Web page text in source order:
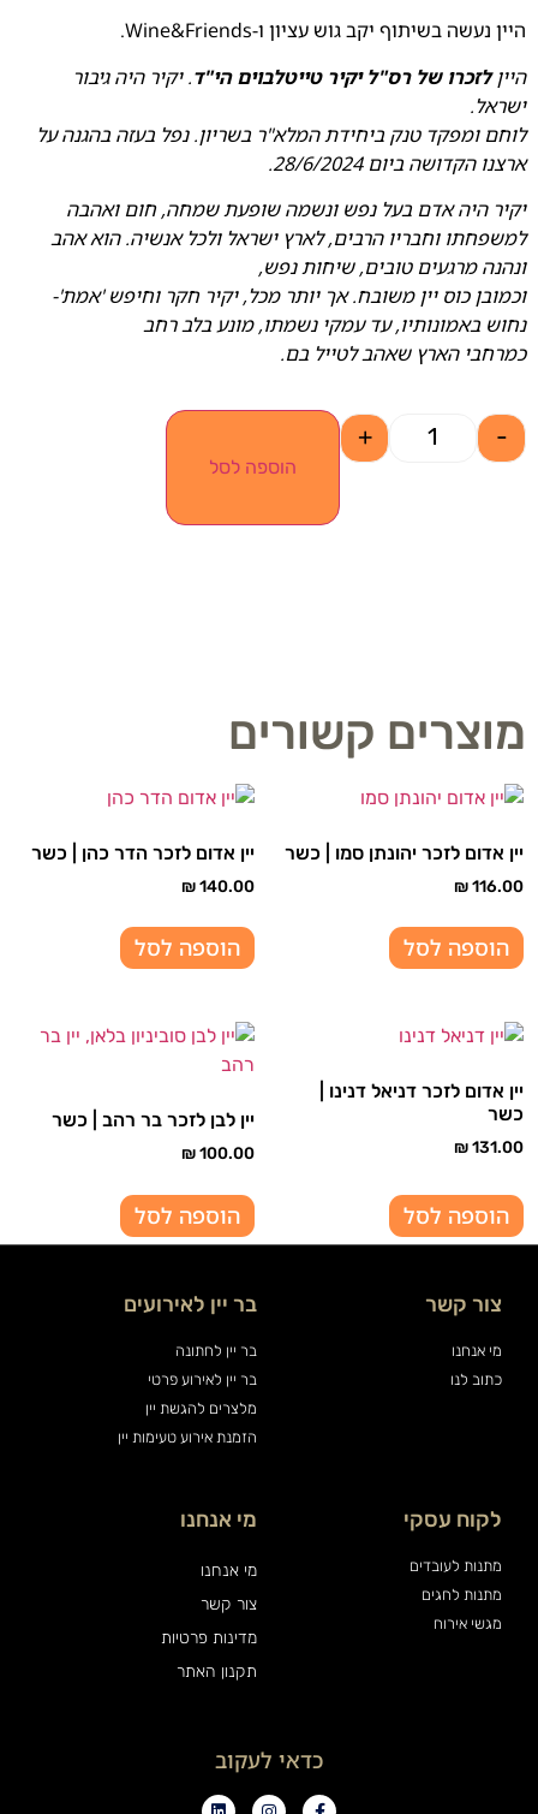
היין נעשה בשיתוף יקב גוש עציון ו-Wine&Friends.
הייןלזכרו של רס"ל יקיר טייטלבוים הי"ד. יקיר היה גיבור
ישראל.
לוחם ומפקד טנק ביחידת המלא"ר בשריון. נפל בעזה בהגנה על
ארצנו הקדושה ביום 28/6/2024.
יקיר היה אדם בעל נפש ונשמה שופעת שמחה, חום ואהבה
למשפחתו וחבריו הרבים, לארץ ישראל ולכל אנשיה. הוא אהב
ונהנה מרגעים טובים, שיחות נפש,
וכמובן כוס יין משובח. אך יותר מכל, יקיר חקר וחיפש 'אמת'-
נחוש באמונותיו, עד עמקי נשמתו, מונע בלב רחב
כמרחבי הארץ שאהב לטייל בם.
-
+
הוספה לסל
מוצרים קשורים
יין אדום לזכר יהונתן סמו | כשר
₪116.00
הוספה לסל
יין אדום לזכר הדר כהן | כשר
₪140.00
הוספה לסל
יין אדום לזכר דניאל דנינו |
כשר
₪131.00
הוספה לסל
יין לבן לזכר בר רהב | כשר
₪100.00
הוספה לסל
צור קשר
מי אנחנו
כתוב לנו
בר יין לאירועים
בר יין לחתונה
בר יין לאירוע פרטי
מלצרים להגשת יין
הזמנת אירוע טעימות יין
לקוח עסקי
מתנות לעובדים
מתנות לחגים
מגשי אירוח
מי אנחנו
מי אנחנו
צור קשר
מדינות פרטיות
תקנון האתר
כדאי לעקוב